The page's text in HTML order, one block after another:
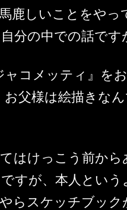
鹿しいことをや
分の中での話です
コメッティ』を
お父様は絵描きな
はけっこう前か
すが、本人とい
らスケッチブッ